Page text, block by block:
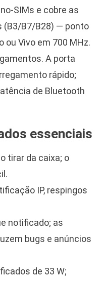
SIMs e cobre as
(B3/B7/B28) — ponto
ou Vivo em 700 MHz.
A porta
rápido;
de Bluetooth
essenciais
tirar da caixa; o
IP, respingos
notificado; as
bugs e anúncios
de 33 W;